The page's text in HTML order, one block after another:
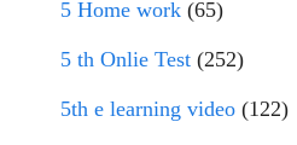
5 Home work (65)
5 th Onlie Test (252)
5th e learning video (122)